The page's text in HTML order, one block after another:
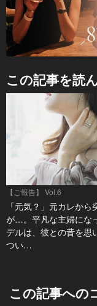
この記事を読
【ご報告】 Vol.6
「元気？」元カレから
が…。平凡な主婦にな
デルは、彼との昔を思
つい…
この記事への